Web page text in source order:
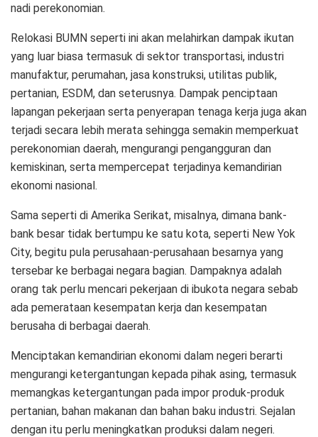
nadi perekonomian.
Relokasi BUMN seperti ini akan melahirkan dampak ikutan
yang luar biasa termasuk di sektor transportasi, industri
manufaktur, perumahan, jasa konstruksi, utilitas publik,
pertanian, ESDM, dan seterusnya. Dampak penciptaan
lapangan pekerjaan serta penyerapan tenaga kerja juga akan
terjadi secara lebih merata sehingga semakin memperkuat
perekonomian daerah, mengurangi pengangguran dan
kemiskinan, serta mempercepat terjadinya kemandirian
ekonomi nasional.
Sama seperti di Amerika Serikat, misalnya, dimana bank-
bank besar tidak bertumpu ke satu kota, seperti New Yok
City, begitu pula perusahaan-perusahaan besarnya yang
tersebar ke berbagai negara bagian. Dampaknya adalah
orang tak perlu mencari pekerjaan di ibukota negara sebab
ada pemerataan kesempatan kerja dan kesempatan
berusaha di berbagai daerah.
Menciptakan kemandirian ekonomi dalam negeri berarti
mengurangi ketergantungan kepada pihak asing, termasuk
memangkas ketergantungan pada impor produk-produk
pertanian, bahan makanan dan bahan baku industri. Sejalan
dengan itu perlu meningkatkan produksi dalam negeri.